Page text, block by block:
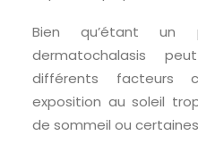
Bien qu’étant un
dermatochalasis
différents facteurs
exposition au soleil
de sommeil ou